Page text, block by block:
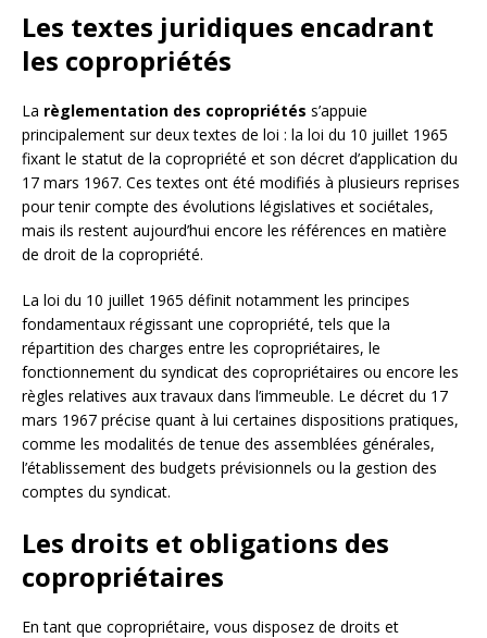
Les textes juridiques encadrant
les copropriétés
La règlementation des copropriétés s’appuie
principalement sur deux textes de loi : la loi du 10 juillet 1965
fixant le statut de la copropriété et son décret d’application du
17 mars 1967. Ces textes ont été modifiés à plusieurs reprises
pour tenir compte des évolutions législatives et sociétales,
mais ils restent aujourd’hui encore les références en matière
de droit de la copropriété.
La loi du 10 juillet 1965 définit notamment les principes
fondamentaux régissant une copropriété, tels que la
répartition des charges entre les copropriétaires, le
fonctionnement du syndicat des copropriétaires ou encore les
règles relatives aux travaux dans l’immeuble. Le décret du 17
mars 1967 précise quant à lui certaines dispositions pratiques,
comme les modalités de tenue des assemblées générales,
l’établissement des budgets prévisionnels ou la gestion des
comptes du syndicat.
Les droits et obligations des
copropriétaires
En tant que copropriétaire, vous disposez de droits et